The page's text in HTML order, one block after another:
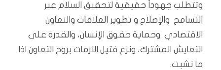
وتتطلب جهوداً حقيقية لتحقيق السلام عبر
التسامح والإصلاح و تطوير العلاقات والتعاون
الاقتصادي وحماية حقوق الإنسان، والقدرة على
التعايش المشترك، ونزع فتيل الازمات بروح التعاون اذا
ما نشبت.